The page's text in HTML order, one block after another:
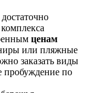
ценам
или пляжные
заказать виды
пробуждение по